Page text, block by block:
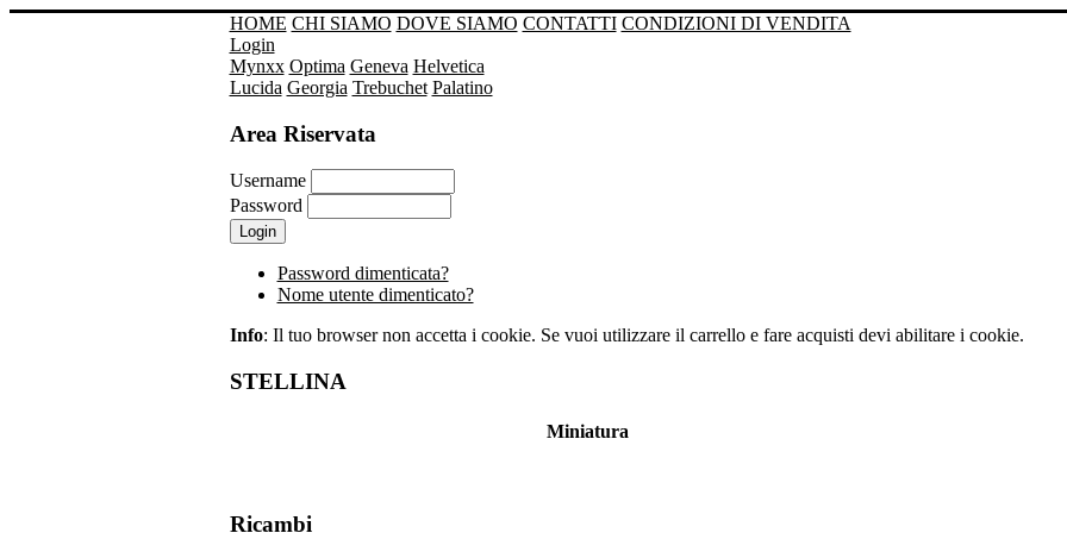
HOME CHI SIAMO DOVE SIAMO CONTATTI CONDIZIONI DI VENDITA
Login
Mynxx Optima Geneva Helvetica
Lucida Georgia Trebuchet Palatino
Area Riservata
Username
Password
Password dimenticata?
Nome utente dimenticato?
Info: Il tuo browser non accetta i cookie. Se vuoi utilizzare il carrello e fare acquisti devi abilitare i cookie.
STELLINA
Miniatura
Ricambi